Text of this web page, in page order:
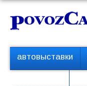
Перейти
контенту
р
автовыставки